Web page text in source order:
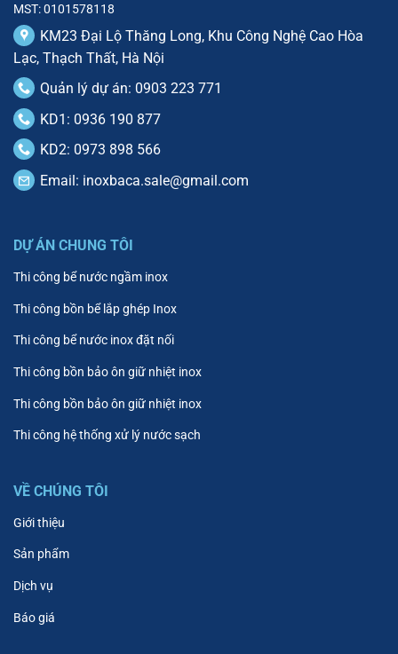
MST: 0101578118
KM23 Đại Lộ Thăng Long, Khu Công Nghệ Cao Hòa
Lạc, Thạch Thất, Hà Nội
Quản lý dự án: 0903 223 771
KD1: 0936 190 877
KD2: 0973 898 566
Email: inoxbaca.sale@gmail.com
DỰ ÁN CHUNG TÔI
Thi công bể nước ngầm inox
Thi công bồn bể lắp ghép Inox
Thi công bể nước inox đặt nối
Thi công bồn bảo ôn giữ nhiệt inox
Thi công bồn bảo ôn giữ nhiệt inox
Thi công hệ thống xử lý nước sạch
VỀ CHÚNG TÔI
Giới thiệu
Sản phẩm
Dịch vụ
Báo giá